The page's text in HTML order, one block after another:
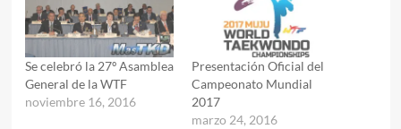
Se celebró la 27º Asamblea
General de la WTF
noviembre 16, 2016
Presentación Oficial del
Campeonato Mundial
2017
marzo 24, 2016